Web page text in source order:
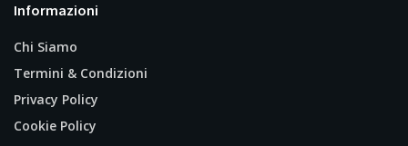
Informazioni
Chi Siamo
Termini & Condizioni
Privacy Policy
Cookie Policy